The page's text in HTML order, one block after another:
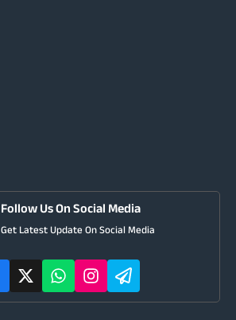
Follow Us On Social Media
Get Latest Update On Social Media